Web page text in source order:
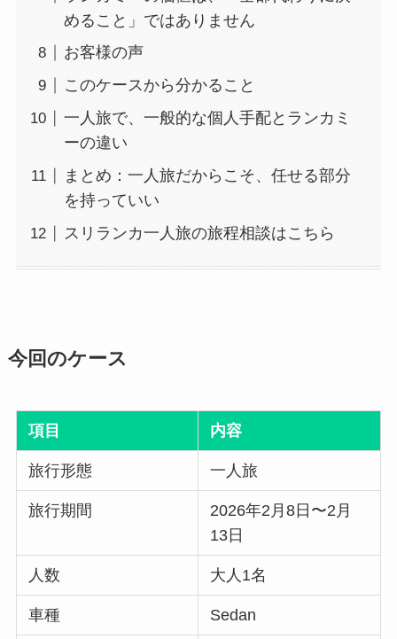
めること」ではありません
お客様の声
このケースから分かること
一人旅で、一般的な個人手配とランカミ
ーの違い
まとめ：一人旅だからこそ、任せる部分
を持っていい
スリランカ一人旅の旅程相談はこちら
今回のケース
項目 内容
旅行形態 一人旅
旅行期間
2026年2月8日〜2月
13日
人数 大人1名
車種 Sedan